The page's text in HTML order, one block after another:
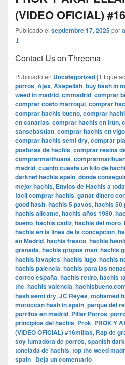
(VIDEO OFICIAL)
Publicado el septiembre 17, 2025por
↓
Contact Us on Threema
Publicado en Uncategorized |
porros, Ajax, Akapellah, buy hash in
weed in madrid, cmmadrid, comprar
comprar costo marroqui, comprar
comprar hachis bueno, comprar
en canarias, comprar hachis en irun,
sansebastian, comprar hachis en vigo
comprar hachis semi dry, comprar
posturas de hachis, comprar resina
comprarmarihuana,
madrid, cuanto cuesta un kilo de
darknet hachis spain, donde
mejor hachis, Envios de Hachis a
facil comprar hachis, ganar dinero
good hash, hachis 5 pavos, hachis 50
hachis alicante, hachis años 1980,
bueno, hachis cadiz, hachis del moro,
hachis en la linea de la concepcion,
en Madrid, hachis fresco, hachis
granada, hachis grupos msn, hachis
hachis lavapies, hachis lugo, hachis
hachis palencia, hachis para las
correo españa, hachis retiro, hachis
thc, hachis valencia,
hash semi dry, JC Reyes, mohamed
moroccan hash in spain, parque del
porritos en madrid, Pillar Porros,
principios del hachis, Prok, PROK Y
(VIDEO OFICIAL) #16millas, Rap de
soy fumadora de porros, spanish
tonelada de hachis, top thc weed
spain | Deja un comentario